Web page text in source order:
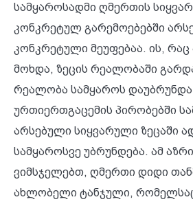
სამყაროსადმი ღმერთის
კონკრეტულ გარემოებებში
კონკრეტული მეუფებაა. ის, რაც
მოხდა, ზეცის რეალობაში
რეალობა სამყაროს
ურთიერთგაცემის პირობებში
არსებული სიყვარული ზეცაში
სამყაროსვე უბრუნდება. ამ
ვიმსჯელებთ, ღმერთი დიდი
ახლობელი ტანჯული,